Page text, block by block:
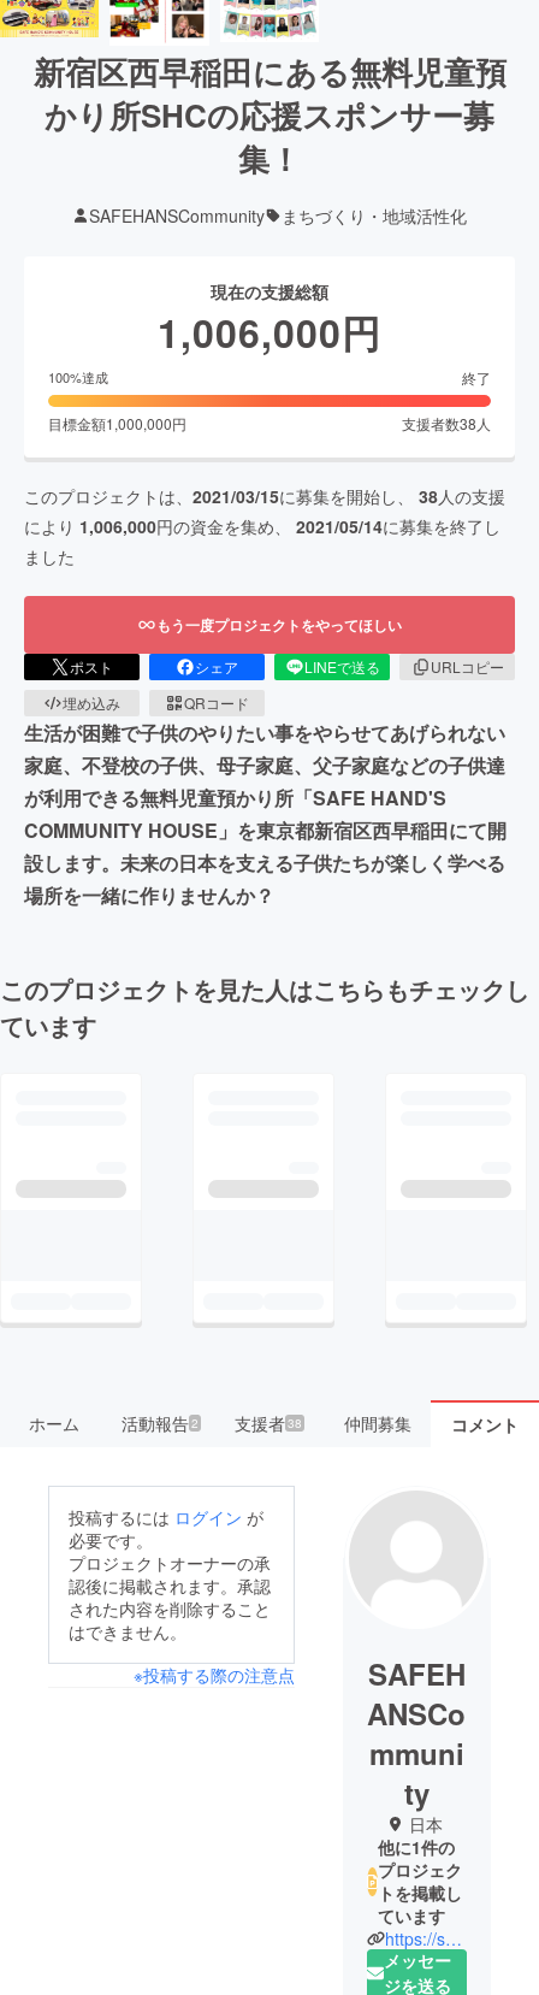
新宿区西早稲田にある無料児童預
かり所SHCの応援スポンサー募
集！
SAFEHANSCommunity まちづくり・地域活性化
現在の支援総額
1,006,000円
100%達成 終了
目標金額1,000,000円 支援者数38 人
このプロジェクトは、 2021/03/15に募集を開始し、 38人の支援
により 1,006,000円の資金を集め、 2021/05/14に募集を終了し
ました
もう一度プロジェクトをやってほしい
ポスト シェア LINEで送る
URLコピー
埋め込み
QRコード
生活が困難で子供のやりたい事をやらせてあげられない
家庭、不登校の子供、母子家庭、父子家庭などの子供達
が利用できる無料児童預かり所「SAFE HAND'S
COMMUNITY HOUSE」を東京都新宿区西早稲田にて開
設します。未来の日本を支える子供たちが楽しく学べる
場所を一緒に作りませんか？
このプロジェクトを見た人はこちらもチェックし
ています
ホーム 活動報告2 支援者38 仲間募集 コメント
投稿するには ログイン が
必要です。
プロジェクトオーナーの承
認後に掲載されます。承認
された内容を削除すること
はできません。
※投稿する際の注意点
SAFEH
ANSCo
mmuni
ty
日本
他に1件の
プロジェク
トを掲載し
ています
https://safehands-community.com
メッセー
ジを送る